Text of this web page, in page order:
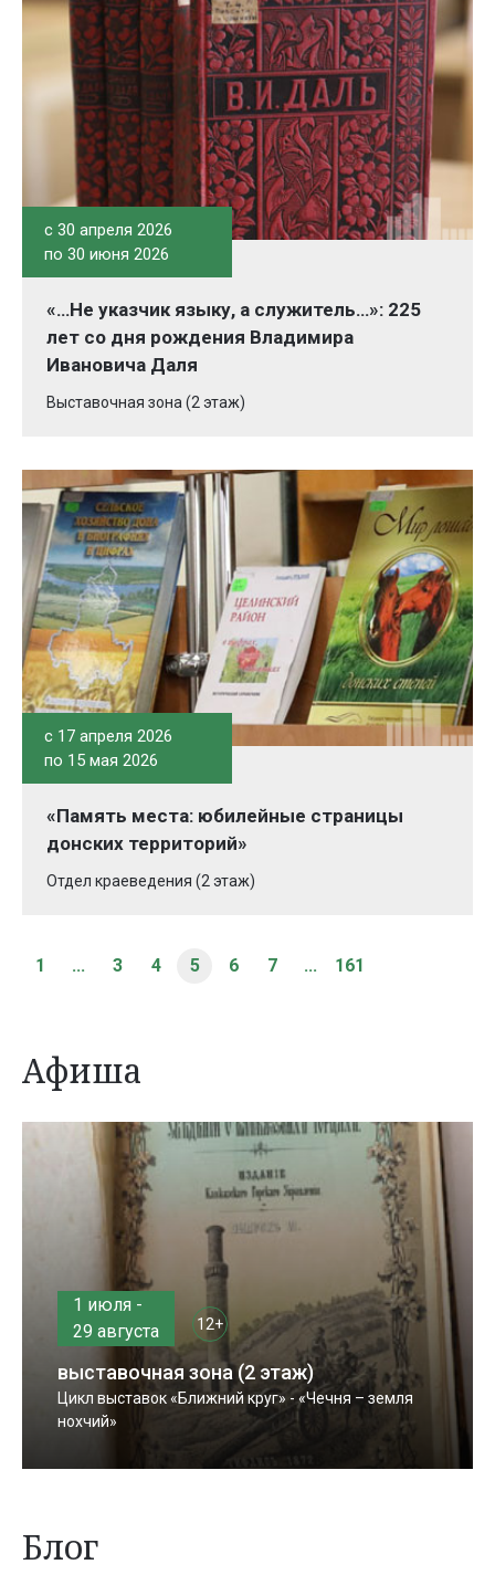
c 30 апреля 2026
по 30 июня 2026
«…Не указчик языку, а служитель…»: 225
лет со дня рождения Владимира
Ивановича Даля
Выставочная зона (2 этаж)
c 17 апреля 2026
по 15 мая 2026
«Память места: юбилейные страницы
донских территорий»
Отдел краеведения (2 этаж)
1 ... 3 4 5 6 7 ... 161
Афиша
1 июля -
29 августа
12+
выставочная зона (2 этаж)
Цикл выставок «Ближний круг» - «Чечня – земля
нохчий»
Блог